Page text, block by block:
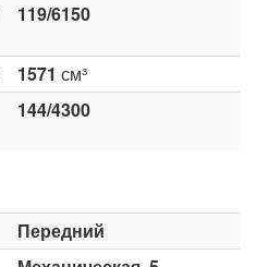
119/6150
1571 см³
144/4300
Передний